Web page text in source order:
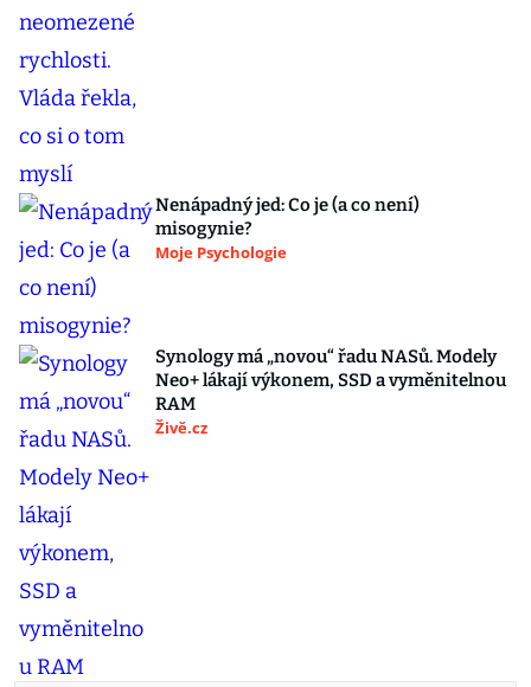
Nenápadný jed: Co je (a co není)
misogynie?
Moje Psychologie
Synology má „novou“ řadu NASů. Modely
Neo+ lákají výkonem, SSD a vyměnitelnou
RAM
Živě.cz